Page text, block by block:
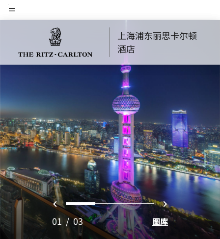
Skip
to菜单文本
上海浦东丽思卡尔顿
酒店
上一页
0 1 2 下一页
01 /03 图库